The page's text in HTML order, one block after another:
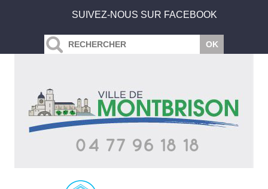
SUIVEZ-NOUS SUR FACEBOOK